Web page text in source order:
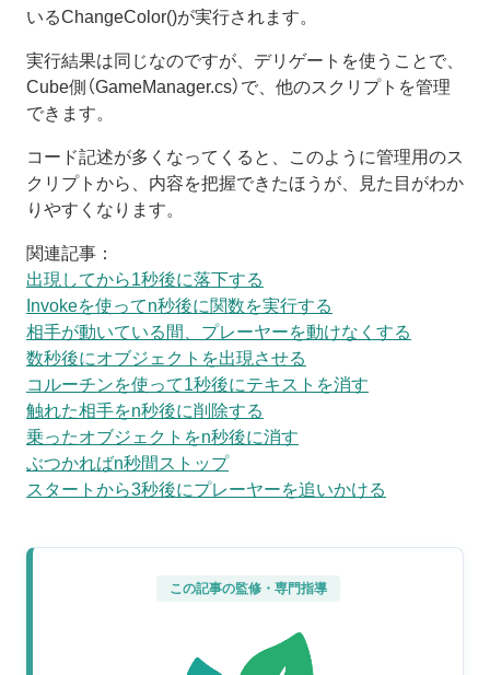
いるChangeColor()が実行されます。
実行結果は同じなのですが、デリゲートを使うことで、
Cube側（GameManager.cs）で、他のスクリプトを管理
できます。
コード記述が多くなってくると、このように管理用のス
クリプトから、内容を把握できたほうが、見た目がわか
りやすくなります。
関連記事：
出現してから1秒後に落下する
Invokeを使ってn秒後に関数を実行する
相手が動いている間、プレーヤーを動けなくする
数秒後にオブジェクトを出現させる
コルーチンを使って1秒後にテキストを消す
触れた相手をn秒後に削除する
乗ったオブジェクトをn秒後に消す
ぶつかればn秒間ストップ
スタートから3秒後にプレーヤーを追いかける
この記事の監修・専門指導